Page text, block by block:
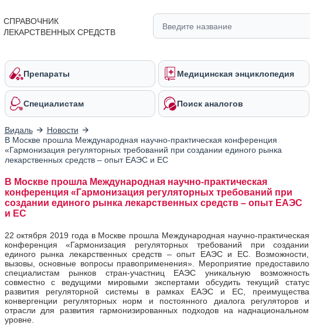
СПРАВОЧНИК
ЛЕКАРСТВЕННЫХ СРЕДСТВ
Препараты Медицинская энциклопедия
Специалистам Поиск аналогов
Видаль
Новости
В Москве прошла Международная научно-практическая конференция
«Гармонизация регуляторных требований при создании единого рынка
лекарственных средств – опыт ЕАЭС и ЕС
В Москве прошла Международная научно-практическая
конференция «Гармонизация регуляторных требований при
создании единого рынка лекарственных средств – опыт ЕАЭС
и ЕС
22 октября 2019 года в Москве прошла Международная научно-практическая
конференция «Гармонизация регуляторных требований при создании
единого рынка лекарственных средств – опыт ЕАЭС и ЕС. Возможности,
вызовы, основные вопросы правоприменения». Мероприятие предоставило
специалистам рынков стран-участниц ЕАЭС уникальную возможность
совместно с ведущими мировыми экспертами обсудить текущий статус
развития регуляторной системы в рамках ЕАЭС и ЕС, преимущества
конвергенции регуляторных норм и постоянного диалога регуляторов и
отрасли для развития гармонизированных подходов на наднациональном
уровне.